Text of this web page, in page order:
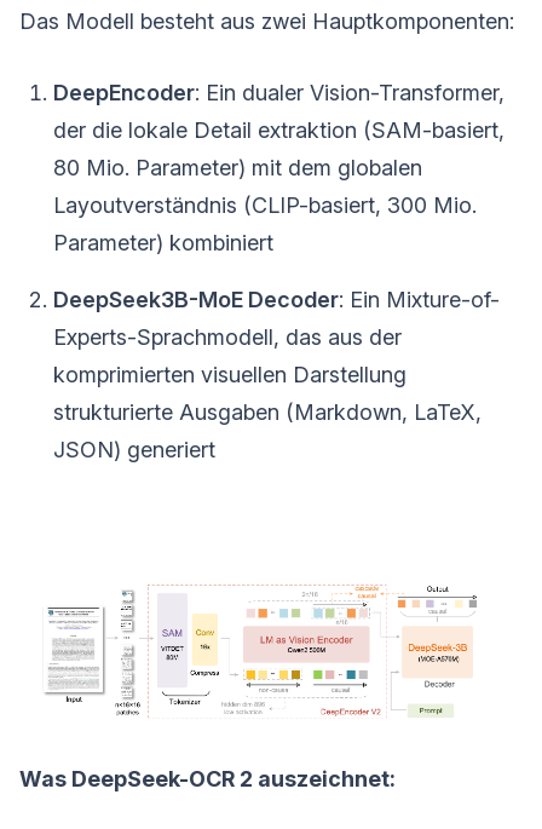
Das Modell besteht aus zwei Hauptkomponenten:
DeepEncoder: Ein dualer Vision-Transformer,
der die lokale Detail extraktion (SAM-basiert,
80 Mio. Parameter) mit dem globalen
Layoutverständnis (CLIP-basiert, 300 Mio.
Parameter) kombiniert
DeepSeek3B-MoE Decoder: Ein Mixture-of-
Experts-Sprachmodell, das aus der
komprimierten visuellen Darstellung
strukturierte Ausgaben (Markdown, LaTeX,
JSON) generiert
Was DeepSeek-OCR 2 auszeichnet: